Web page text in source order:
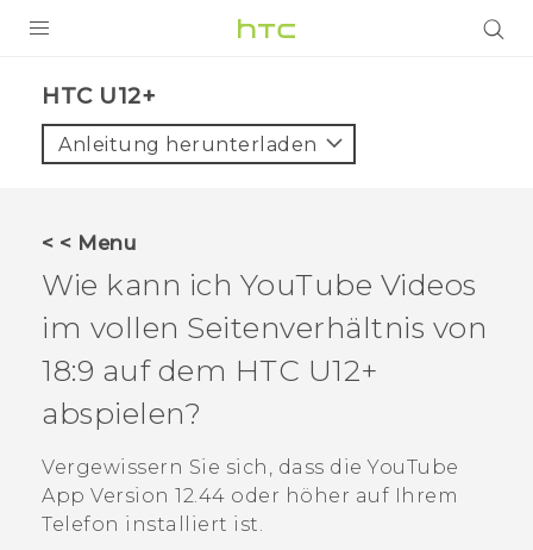
VIVE
VIVERSE
UNTERSTÜTZUNG
HTC-Geräte und Zubehör
Anmelden
HTC U12+‎
Anleitung herunterladen
< < Menu
Wie kann ich YouTube Videos
im vollen Seitenverhältnis von
18:9 auf dem HTC U12+‍
abspielen?
Vergewissern Sie sich, dass dieYouTube
App Version 12.44 oder höher auf Ihrem
Telefon installiert ist.